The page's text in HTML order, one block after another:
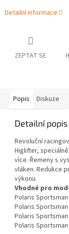
Detailní informace
ZEPTAT SE
Popis Diskuze
Detailní
Revoluční
Higlifter,
více. Řemeny s
vláken. Redukce
výkonu.
Vhodné pro
Polaris
Polaris
Polaris
Polaris